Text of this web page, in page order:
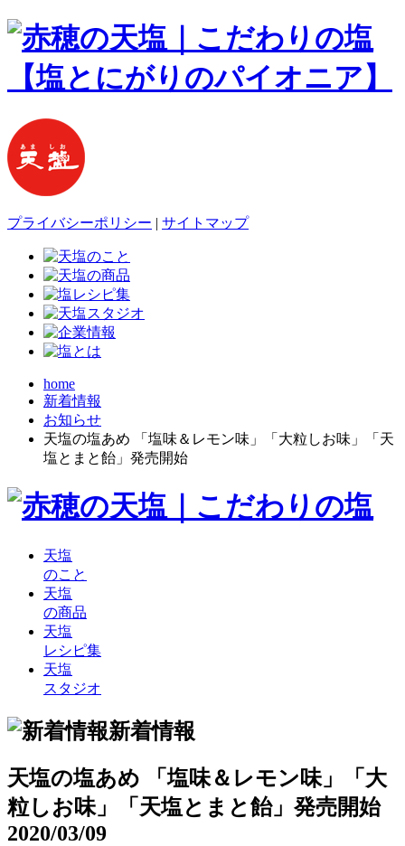
プライバシーポリシー | サイトマップ
home
新着情報
お知らせ
天塩の塩あめ 「塩味＆レモン味」「大粒しお味」「天
塩とまと飴」発売開始
天塩
のこと
天塩
の商品
天塩
レシピ集
天塩
スタジオ
新着情報
天塩の塩あめ 「塩味＆レモン味」「大
粒しお味」「天塩とまと飴」発売開始
2020/03/09